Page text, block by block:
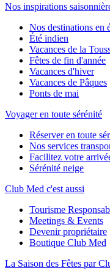
Nos inspirations
Nos destinations en
Été indien
Vacances de la
Fêtes de fin d'année
Vacances d'hiver
Vacances de Pâques
Ponts de mai
Voyager en toute sérénité
Réserver en toute
Nos services
Facilitez votre
Sérénité neige
Club Med c'est aussi
Tourisme
Meetings & Events
Devenir propriétaire
Boutique Club Med
La Saison des Fêtes par